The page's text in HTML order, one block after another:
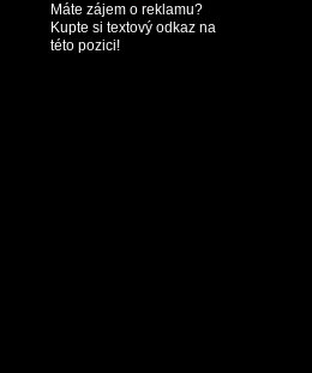
Máte zájem o reklamu?
Kupte si textový odkaz na
této pozici!